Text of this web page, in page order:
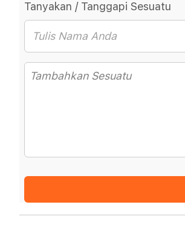
Tanyakan / Tanggapi Sesuatu